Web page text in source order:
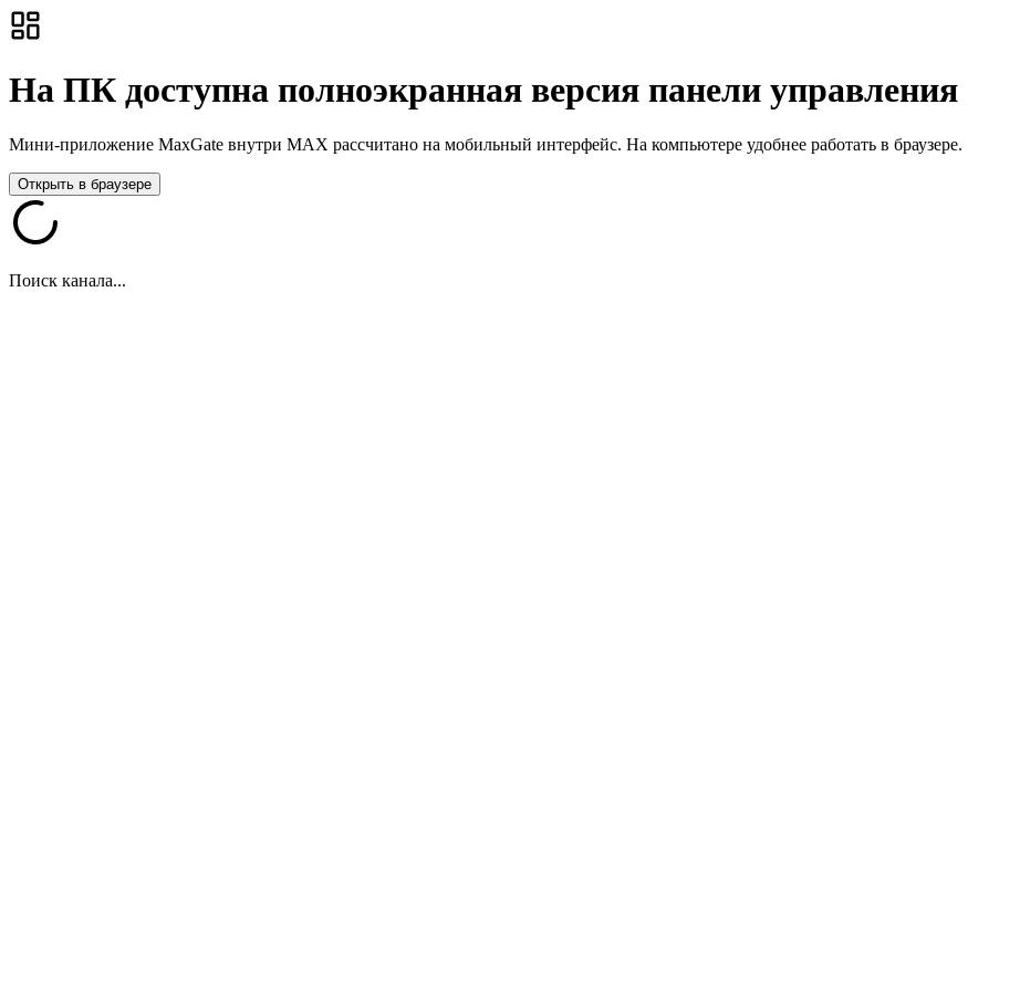
На ПК доступна полноэкранная версия панели управления
Мини-приложение MaxGate внутри MAX рассчитано на мобильный интерфейс. На компьютере удобнее работать в браузере.
Открыть в браузере
Поиск канала...